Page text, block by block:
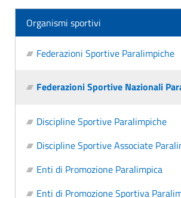
Organismi sportivi
Federazioni Sportive Paralimpiche
Federazioni Sportive Nazionali
Discipline Sportive Paralimpiche
Discipline Sportive Associate
Enti di Promozione Paralimpica
Enti di Promozione Sportiva